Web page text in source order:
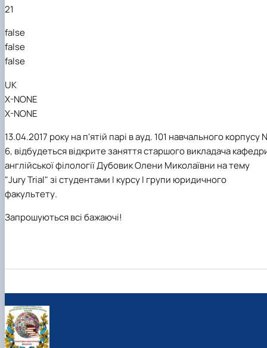
21
false
false
false
UK
X-NONE
X-NONE
13.04.2017 року на п'ятій парі в ауд. 101 навчальногокорпусу
6, відбудеться відкрите заняттястаршоговикладача
англійської філології Дубовик Олени Миколаївни на тему
"Jury Trial" зі студентами I курсу І групи юридичного
факультету.
Запрошуються всі бажаючі!